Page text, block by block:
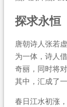
探求永恒
唐朝诗人张若
为一体，诗人
奇丽，同时将
其中，汇成了
春日江水初涨